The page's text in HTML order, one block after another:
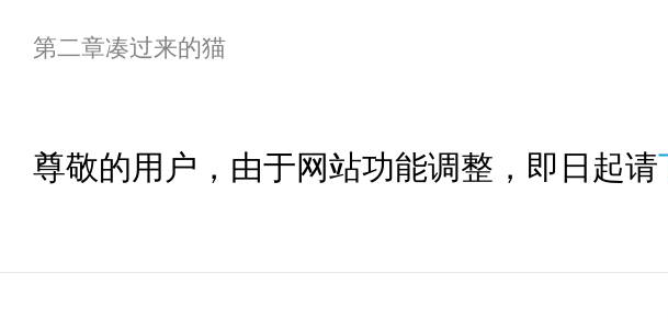
第二章凑过来的猫
尊敬的用户，由于网站功能调整，即日起请